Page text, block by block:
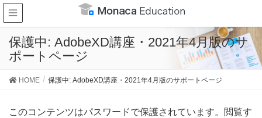
保護中: AdobeXD講座・2021年4月版のサ
ポートページ
HOME 保護中: AdobeXD講座・2021年4月版のサポートページ
このコンテンツはパスワードで保護されています。閲覧す